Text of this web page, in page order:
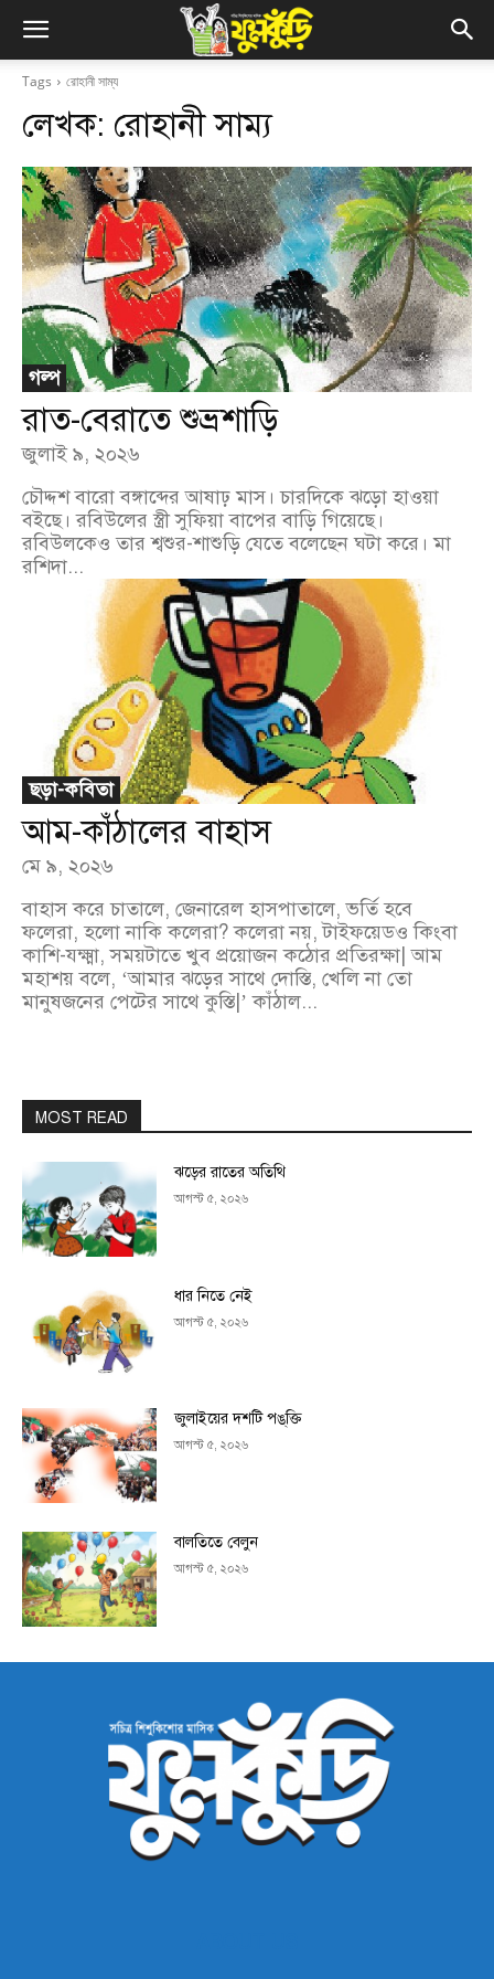
Tags রোহানী সাম্য
লেখক: রোহানী সাম্য
গল্প
রাত-বেরাতে শুভ্রশাড়ি
জুলাই ৯, ২০২৬
চৌদ্দশ বারো বঙ্গাব্দের আষাঢ় মাস। চারদিকে ঝড়ো হাওয়া
বইছে। রবিউলের স্ত্রী সুফিয়া বাপের বাড়ি গিয়েছে।
রবিউলকেও তার শ্বশুর-শাশুড়ি যেতে বলেছেন ঘটা করে। মা
রশিদা...
ছড়া-কবিতা
আম-কাঁঠালের বাহাস
মে ৯, ২০২৬
বাহাস করে চাতালে, জেনারেল হাসপাতালে, ভর্তি হবে
ফলেরা, হলো নাকি কলেরা? কলেরা নয়, টাইফয়েডও কিংবা
কাশি-যক্ষ্মা, সময়টাতে খুব প্রয়োজন কঠোর প্রতিরক্ষা| আম
মহাশয় বলে, ‘আমার ঝড়ের সাথে দোস্তি, খেলি না তো
মানুষজনের পেটের সাথে কুস্তি|’ কাঁঠাল...
MOST READ
ঝড়ের রাতের অতিথি
আগস্ট ৫, ২০২৬
ধার নিতে নেই
আগস্ট ৫, ২০২৬
জুলাইয়ের দশটি পঙ্‌ক্তি
আগস্ট ৫, ২০২৬
বালতিতে বেলুন
আগস্ট ৫, ২০২৬